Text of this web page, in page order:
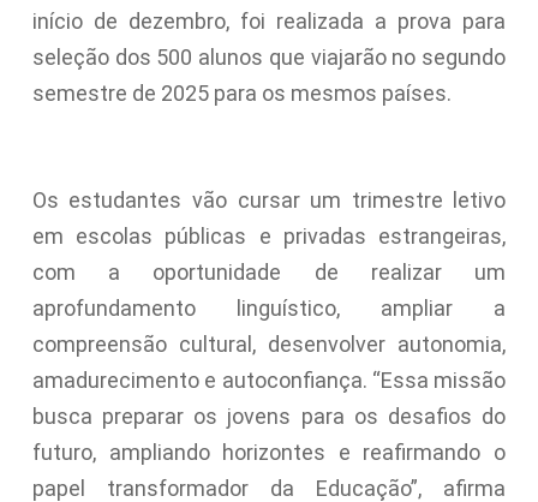
início de dezembro, foi realizada a prova para
seleção dos 500 alunos que viajarão no segundo
semestre de 2025 para os mesmos países.
Os estudantes vão cursar um trimestre letivo
em escolas públicas e privadas estrangeiras,
com a oportunidade de realizar um
aprofundamento linguístico, ampliar a
compreensão cultural, desenvolver autonomia,
amadurecimento e autoconfiança. “Essa missão
busca preparar os jovens para os desafios do
futuro, ampliando horizontes e reafirmando o
papel transformador da Educação”, afirma